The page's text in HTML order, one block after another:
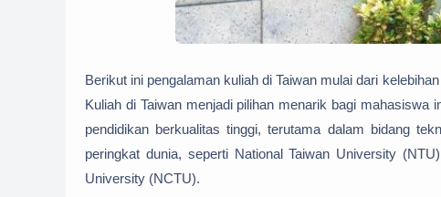
Berikut ini pengalaman kuliah di Taiwan mulai dari
Kuliah di Taiwan menjadi pilihan menarik bagi mahasiswa
pendidikan berkualitas tinggi, terutama dalam bidang
peringkat dunia, seperti National Taiwan University
University (NCTU).